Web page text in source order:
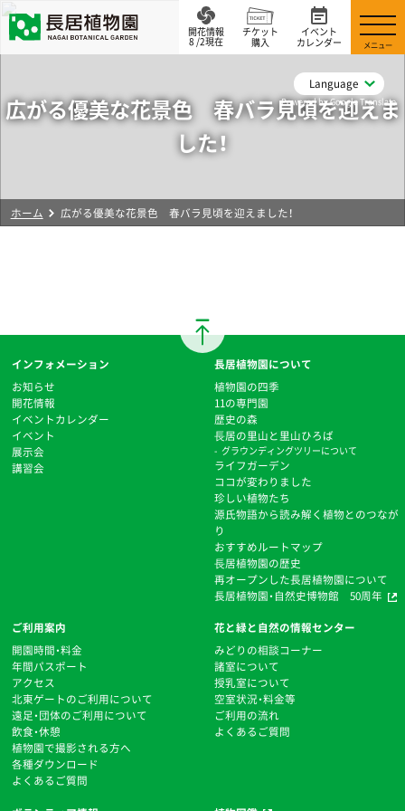
Language
Powered by Google Translate
開花情報
8 /2現在
チケット
購入
イベント
カレンダー
メニュー
広がる優美な花景色 春バラ見頃を迎えま
した！
ホーム 広がる優美な花景色 春バラ見頃を迎えました！
インフォメーション
お知らせ
開花情報
イベントカレンダー
イベント
展示会
講習会
長居植物園について
植物園の四季
11の専門園
歴史の森
⻑居の里山と里山ひろば
グラウンディングツリーについて
ライフガーデン
ココが変わりました
珍しい植物たち
源氏物語から読み解く植物とのつなが
り
おすすめルートマップ
⻑居植物園の歴史
再オープンした長居植物園について
長居植物園・自然史博物館 50周年
ご利用案内
開園時間・料金
年間パスポート
アクセス
北東ゲートのご利用について
遠足・団体のご利用について
飲食・休憩
植物園で撮影される方へ
各種ダウンロード
よくあるご質問
花と緑と自然の情報センター
みどりの相談コーナー
諸室について
授乳室について
空室状況・料金等
ご利用の流れ
よくあるご質問